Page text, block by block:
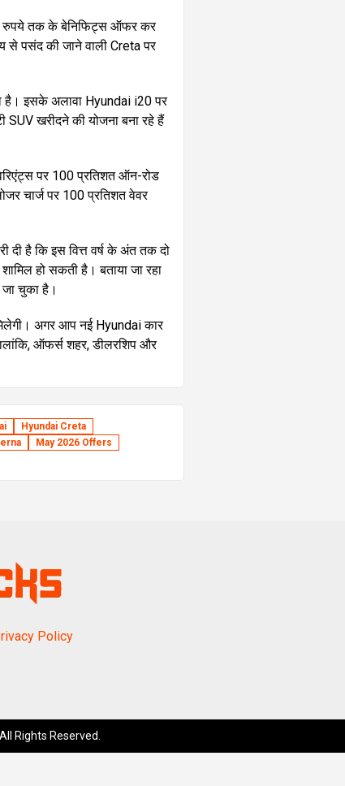
रुपये तक के बेनिफिट्स ऑफर कर
से पसंद की जाने वाली Creta पर
है। इसके अलावा Hyundai i20 पर
खरीदने की योजना बना रहे हैं
पर 100 प्रतिशत ऑन-रोड
चार्ज पर 100 प्रतिशत वेवर
है कि इस वित्त वर्ष के अंत तक दो
हो सकती है। बताया जा रहा
चुका है।
अगर आप नई Hyundai कार
ऑफर्स शहर, डीलरशिप और
Hyundai Creta
May 2026 Offers
Policy
Rights Reserved.